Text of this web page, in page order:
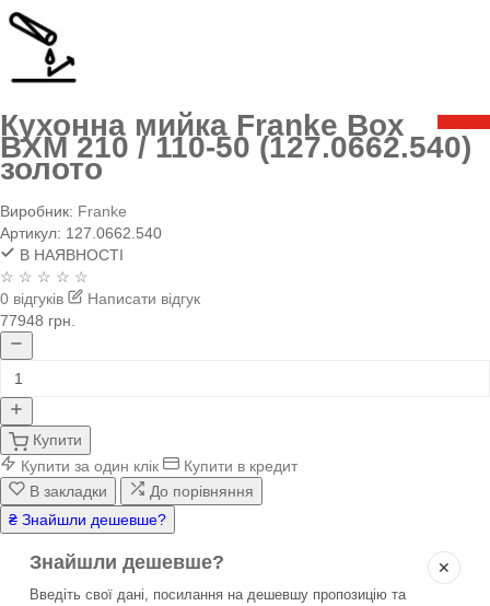
Кухонна мийка Franke Box
BXM 210 / 110-50 (127.0662.540)
золото
Виробник: Franke
Артикул: 127.0662.540
В НАЯВНОСТІ
☆ ☆ ☆ ☆ ☆
0 відгуків
Написати відгук
77948 грн.
Купити
Купити за один клік
Купити в кредит
В закладки
До порівняння
₴ Знайшли дешевше?
✕
Знайшли дешевше?
Введіть свої дані, посилання на дешевшу пропозицію та